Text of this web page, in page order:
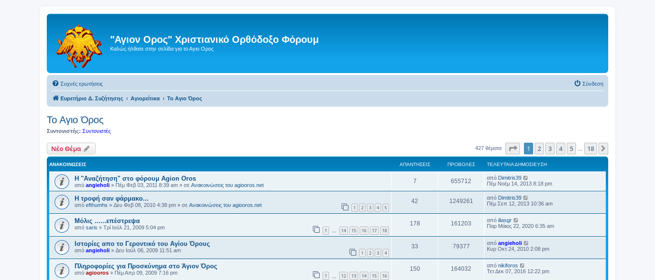
"Αγιον Ορος" Χριστιανικό Ορθόδοξο Φόρουμ
Καλώς ήλθατε στην σελίδα για το Αγιο Ορος
Συχνές ερωτήσεις Σύνδεση
Ευρετήριο Δ. Συζήτησης Αγιορείτικα Το Αγιο Όρος
Το Αγιο Όρος
Συντονιστής: Συντονιστές
Νέο Θέμα 427 θέματα Σελίδα1 από 18
1 2 3 4 5 18
ΑΝΑΚΟΙΝΏΣΕΙΣ ΑΠΑΝΤΉΣΕΙΣ ΠΡΟΒΟΛΈΣ ΤΕΛΕΥΤΑΊΑ ΔΗΜΟΣΊΕΥΣΗ
Η "Αναζήτηση" στο φόρουμ Agion Oros
από angieholi » Πέμ Φεβ 03, 2011 8:39 am » σε Ανακοινώσεις του agiooros.net
7 655712 από Dimitris39
Πέμ Νοέμ 14, 2013 8:18 pm
H τροφή σαν φάρμακο...
από efthumhs » Δευ Φεβ 08, 2010 4:38 pm » σε Ανακοινώσεις του agiooros.net 1 2 3 4 5
42 1249261 από Dimitris39
Πέμ Σεπ 12, 2013 10:36 am
Μόλις ......επέστρεψα
από saris » Τρί Ιούλ 21, 2009 5:04 pm 1 … 14 15 16 17 18
178 161203 από iliasgr
Παρ Μάιος 22, 2020 6:35 am
Ιστορίες απο το Γεροντικό του Αγίου Όρους
από angieholi » Δευ Ιούλ 06, 2009 11:51 am 1 2 3 4
33 79377 από angieholi
Κυρ Οκτ 24, 2010 2:08 pm
Πληροφορίες για Προσκύνημα στο Άγιον Όρος
από agiooros » Πέμ Απρ 09, 2009 7:16 pm 1 12 13 14 15 16
150 164032 από nikiforos
Τετ Δεκ 07, 2016 12:22 pm